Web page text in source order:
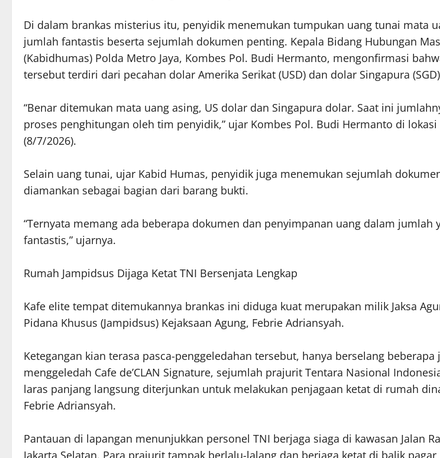
Di dalam brankas misterius itu, penyidik menemukan tumpukan uang tunai mata
jumlah fantastis beserta sejumlah dokumen penting. Kepala Bidang Hubungan
(Kabidhumas) Polda Metro Jaya, Kombes Pol. Budi Hermanto, mengonfirmasi
tersebut terdiri dari pecahan dolar Amerika Serikat (USD) dan dolar Singapura
“Benar ditemukan mata uang asing, US dolar dan Singapura dolar. Saat ini
proses penghitungan oleh tim penyidik,” ujar Kombes Pol. Budi Hermanto di lokasi
(8/7/2026).
Selain uang tunai, ujar Kabid Humas, penyidik juga menemukan sejumlah
diamankan sebagai bagian dari barang bukti.
“Ternyata memang ada beberapa dokumen dan penyimpanan uang dalam jumlah
fantastis,” ujarnya.
Rumah Jampidsus Dijaga Ketat TNI Bersenjata Lengkap
Kafe elite tempat ditemukannya brankas ini diduga kuat merupakan milik Jaksa
Pidana Khusus (Jampidsus) Kejaksaan Agung, Febrie Adriansyah.
Ketegangan kian terasa pasca-penggeledahan tersebut, hanya berselang
menggeledah Cafe de’CLAN Signature, sejumlah prajurit Tentara Nasional
laras panjang langsung diterjunkan untuk melakukan penjagaan ketat di rumah
Febrie Adriansyah.
Pantauan di lapangan menunjukkan personel TNI berjaga siaga di kawasan Jalan
Jakarta Selatan. Para prajurit tampak berlalu-lalang dan berjaga ketat di balik